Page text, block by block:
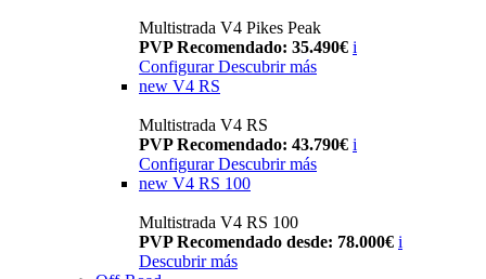
Multistrada V4 Pikes Peak
PVP Recomendado: 35.490€ i
Configurar Descubrir más
new V4 RS
Multistrada V4 RS
PVP Recomendado: 43.790€ i
ConfigurarDescubrir más
new V4 RS 100
Multistrada V4 RS 100
PVP Recomendado desde: 78.000€ i
Descubrir más